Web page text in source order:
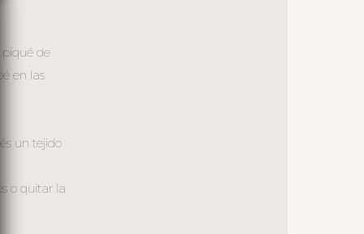
de
en las
un tejido
o quitar la